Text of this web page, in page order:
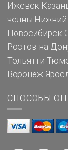
Ижевск
челны Нижний
Новосибирск
Ростов-на-
Тольятти
Воронеж
СПОСОБЫ